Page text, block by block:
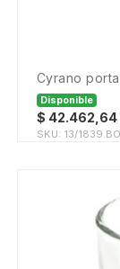
cyrano
Disponible
$ 42.462,64
SKU: 13/1839.BO